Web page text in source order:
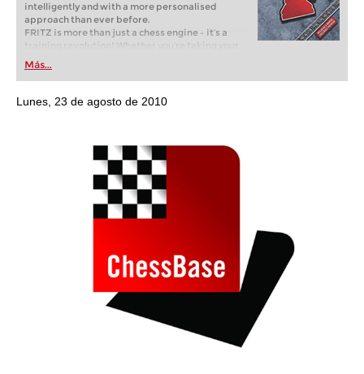
intelligently and with a more personalised
approach than ever before.
FRITZ is more than just a chess engine – it’s a
training revolution! Whether you’re taking your
first steps into the world of club chess, or already
playing at a tournament level: with FRITZ, you can
train more efficiently, intelligently and with a
more personalised approach than ever before.
Más...
Lunes, 23 de agosto de 2010